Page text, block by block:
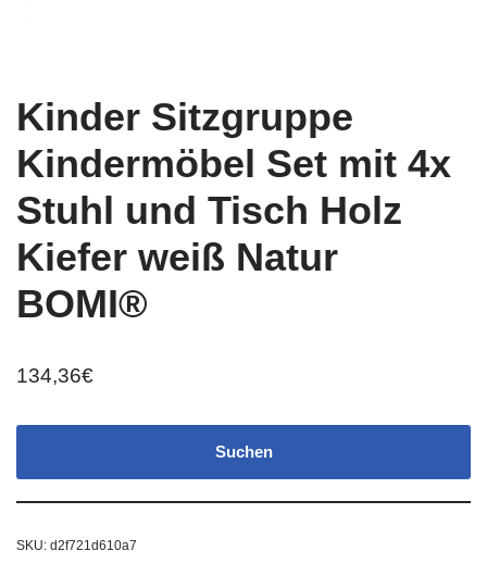
Kinder Sitzgruppe
Kindermöbel Set mit 4x
Stuhl und Tisch Holz
Kiefer weiß Natur
BOMI®
134,36€
Suchen
SKU: d2f721d610a7